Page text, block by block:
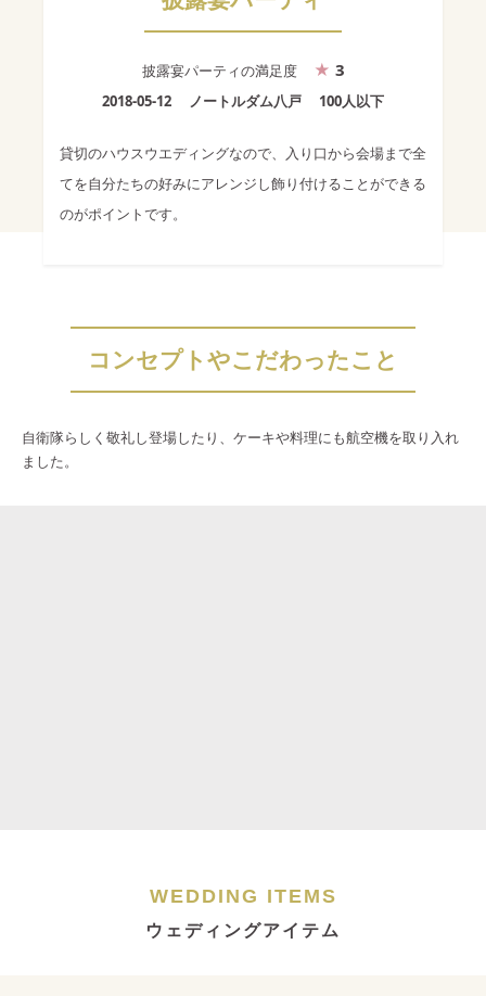
披露宴パーティの満足度 3
2018-05-12 ノートルダム八戸 100人以下
貸切のハウスウエディングなので、入り口から会場まで全
てを自分たちの好みにアレンジし飾り付けることができる
のがポイントです。
コンセプトやこだわったこと
自衛隊らしく敬礼し登場したり、ケーキや料理にも航空機を取り入れ
ました。
WEDDING ITEMS
ウェディングアイテム